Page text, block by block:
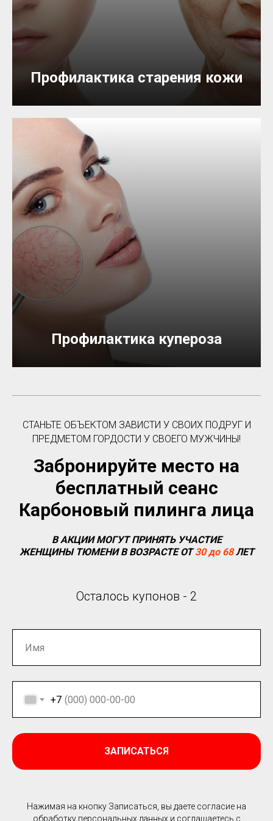
Профилактика старения кожи
Профилактика купероза
СТАНЬТЕ ОБЪЕКТОМ ЗАВИСТИ У СВОИХ ПОДРУГ И
ПРЕДМЕТОМ ГОРДОСТИ У СВОЕГО МУЖЧИНЫ!
Забронируйте место на
бесплатный сеанс
Карбоновый пилинга лица
В АКЦИИ МОГУТ ПРИНЯТЬ УЧАСТИЕ
ЖЕНЩИНЫ ТЮМЕНИ В ВОЗРАСТЕ ОТ30 до 68ЛЕТ
Осталось купонов - 2
+7
ЗАПИСАТЬСЯ
Нажимая на кнопку Записаться, вы даете согласие на
обработку персональных данных и соглашаетесь c